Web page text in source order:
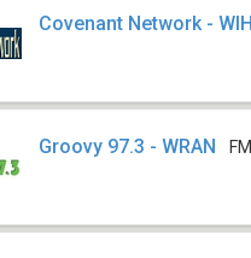
Covenant Network -
Groovy 97.3 - WRAN